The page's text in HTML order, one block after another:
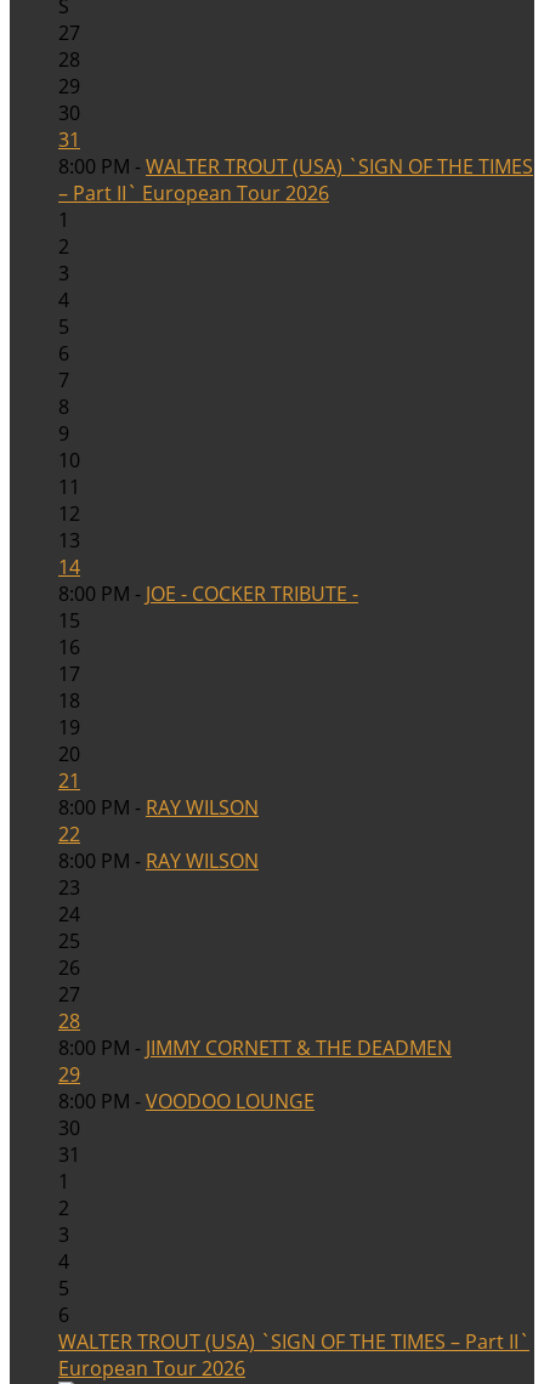
S
27
28
29
30
31
8:00 PM -WALTER TROUT (USA) `SIGN OF THE TIMES
– Part II` European Tour 2026
1
2
3
4
5
6
7
8
9
10
11
12
13
14
8:00 PM - JOE - COCKER TRIBUTE -
15
16
17
18
19
20
21
8:00 PM - RAY WILSON
22
8:00 PM - RAY WILSON
23
24
25
26
27
28
8:00 PM - JIMMY CORNETT & THE DEADMEN
29
8:00 PM -VOODOO LOUNGE
30
31
1
2
3
4
5
6
WALTER TROUT (USA) `SIGN OF THE TIMES – Part II`
European Tour 2026